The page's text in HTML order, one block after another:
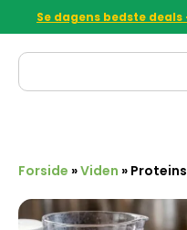
Se dagens bedste
Forside »Viden »